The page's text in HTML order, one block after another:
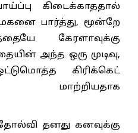
கிடைக்காததால்
பார்த்து, மூன்றே
கேரளாவுக்கு
அந்த ஒரு முடிவு,
கிரிக்கெட்
மாற்றியதாக
தனது கனவுக்கு